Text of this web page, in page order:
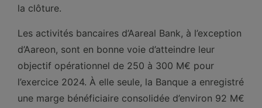
la clôture.
Les activités bancaires d’Aareal Bank, à l’exception
d’Aareon, sont en bonne voie d’atteindre leur
objectif opérationnel de 250 à 300 M€ pour
l’exercice 2024. À elle seule, la Banque a enregistré
une marge bénéficiaire consolidée d’environ 92 M€